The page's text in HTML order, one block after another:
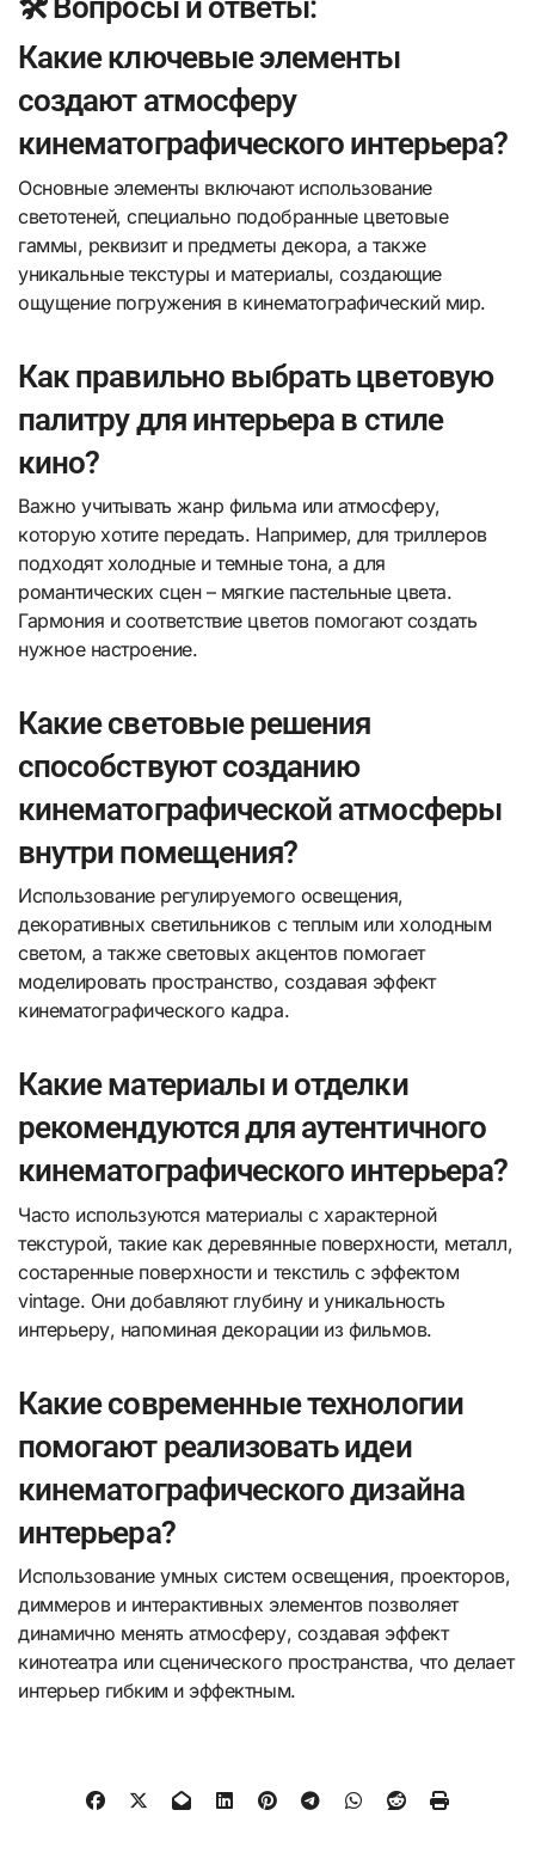
Какие ключевые элементы
создают атмосферу
кинематографического интерьера?
Основные элементы включают использование
светотеней, специально подобранные цветовые
гаммы, реквизит и предметы декора, а также
уникальные текстуры и материалы, создающие
ощущение погружения в кинематографический мир.
Как правильно выбрать цветовую
палитру для интерьера в стиле
кино?
Важно учитывать жанр фильма или атмосферу,
которую хотите передать. Например, для триллеров
подходят холодные и темные тона, а для
романтических сцен – мягкие пастельные цвета.
Гармония и соответствие цветов помогают создать
нужное настроение.
Какие световые решения
способствуют созданию
кинематографической атмосферы
внутри помещения?
Использование регулируемого освещения,
декоративных светильников с теплым или холодным
светом, а также световых акцентов помогает
моделировать пространство, создавая эффект
кинематографического кадра.
Какие материалы и отделки
рекомендуются для аутентичного
кинематографического интерьера?
Часто используются материалы с характерной
текстурой, такие как деревянные поверхности, металл,
состаренные поверхности и текстиль с эффектом
vintage. Они добавляют глубину и уникальность
интерьеру, напоминая декорации из фильмов.
Какие современные технологии
помогают реализовать идеи
кинематографического дизайна
интерьера?
Использование умных систем освещения, проекторов,
диммеров и интерактивных элементов позволяет
динамично менять атмосферу, создавая эффект
кинотеатра или сценического пространства, что делает
интерьер гибким и эффектным.